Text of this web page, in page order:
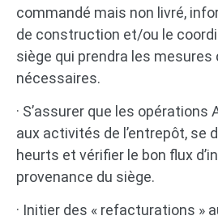
commandé mais non livré,
de construction et/ou le
siège qui prendra les mesures
nécessaires.
· S’assurer que les opérations
aux activités de l’entrepôt, se
heurts et vérifier le bon flux
provenance du siège.
· Initier des « refacturations »